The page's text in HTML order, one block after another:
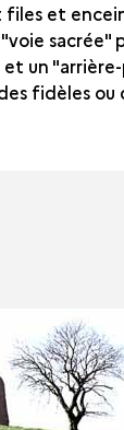
files et
"voie
un
fidèles ou